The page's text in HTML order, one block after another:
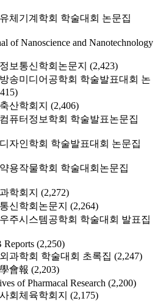
체기계학회 학술대회 논문집
of Nanoscience and Nanotechnology
보통신학회논문지 (2,423)
송미디어공학회 학술발표대회 논
산학회지 (2,406)
퓨터정보학회 학술발표논문집
자인학회 학술발표대회 논문집
용작물학회 학술대회논문집
학회지 (2,272)
신학회논문지 (2,264)
주시스템공학회 학술대회 발표집
Reports (2,250)
과학회 학술대회 초록집 (2,247)
會報 (2,203)
of Pharmacal Research (2,200)
회체육학회지 (2,175)